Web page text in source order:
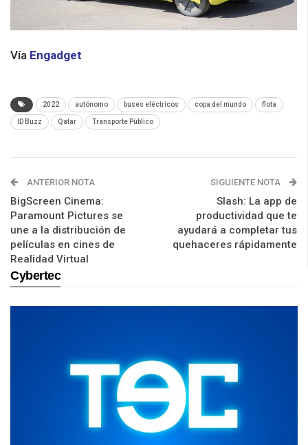
Vía Engadget
2022 autónomo buses eléctricos copa del mundo flota
ID Buzz Qatar Transporte Público
ANTERIOR NOTA
BigScreen Cinema:
Paramount Pictures se
une a la distribución de
películas en cines de
Realidad Virtual
SIGUIENTE NOTA
Slash: La app de
productividad que te
ayudará a completar tus
quehaceres rápidamente
Cybertec